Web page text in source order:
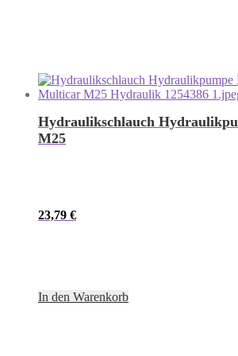
Hydraulikschlauch
M25
23,79 €
In den Warenkorb